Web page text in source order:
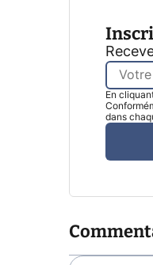
En
dans